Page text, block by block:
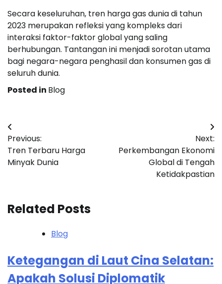
Secara keseluruhan, tren harga gas dunia di tahun
2023 merupakan refleksi yang kompleks dari
interaksi faktor-faktor global yang saling
berhubungan. Tantangan ini menjadi sorotan utama
bagi negara-negara penghasil dan konsumen gas di
seluruh dunia.
Posted in Blog
Navigasi
pos
Previous:
Tren Terbaru Harga
Minyak Dunia
Next:
Perkembangan Ekonomi
Global di Tengah
Ketidakpastian
Related Posts
Blog
Ketegangan di Laut Cina Selatan:
Apakah Solusi Diplomatik